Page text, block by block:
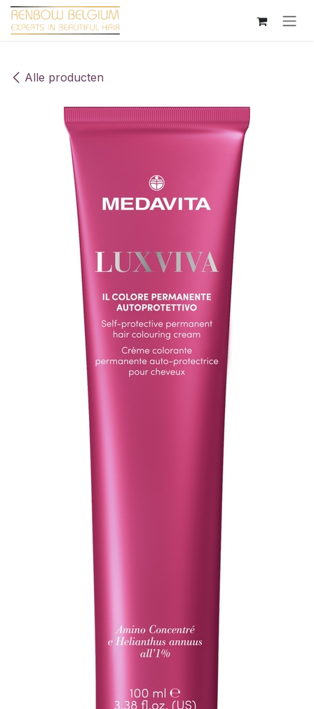
Overslaan naar inhoud
Alle producten